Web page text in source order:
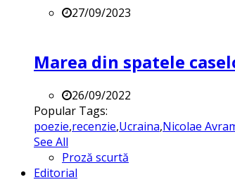
27/09/2023
Marea din spatele
26/09/2022
Popular Tags:
poezie,recenzie,Ucraina,Nicolae
See All
Proză scurtă
Editorial